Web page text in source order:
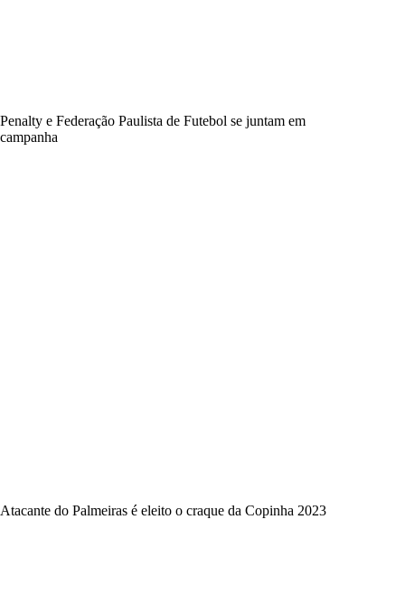
Penalty e Federação Paulista de Futebol se juntam em
campanha
Atacante do Palmeiras é eleito o craque da Copinha 2023